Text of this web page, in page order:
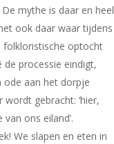
mythe is daar en heel
ook daar waar tijdens
folkloristische optocht
de processie eindigt,
ode aan het dorpje
wordt gebracht: ‘hier,
ons eiland’.
We slapen en eten in